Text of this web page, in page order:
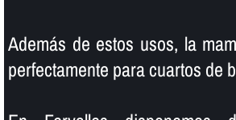
Además de estos usos, la
perfectamente para cuartos de